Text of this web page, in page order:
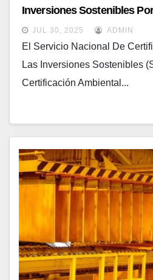
Inversiones Sostenibles
JUL 30, 2025 ADMIN
El Servicio Nacional De
Las Inversiones Sostenibles
Certificación Ambiental...